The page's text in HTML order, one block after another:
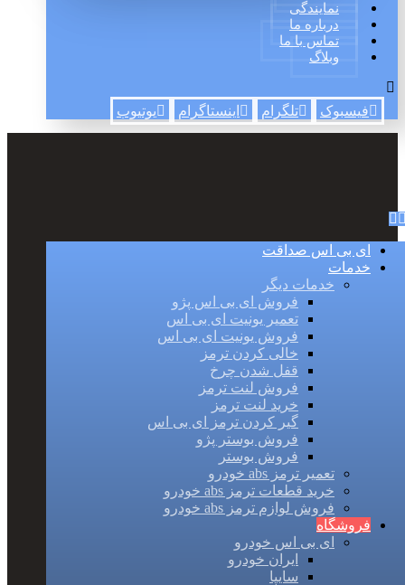
نمایندگی
درباره ما
تماس با ما
وبلاگ
فیسبوک تلگرام اینستاگرام یوتیوب
ای بی اس صداقت
خدمات
خدمات دیگر
فروش ای بی اس پژو
تعمیر یونیت ای بی اس
فروش یونیت ای بی اس
خالی کردن ترمز
قفل شدن چرخ
فروش لنت ترمز
خرید لنت ترمز
گیر کردن ترمز ای بی اس
فروش بوستر پژو
فروش بوستر
تعمیر ترمز abs خودرو
خرید قطعات ترمز abs خودرو
فروش لوازم ترمز abs خودرو
فروشگاه
ای بی اس خودرو
ایران خودرو
سایپا